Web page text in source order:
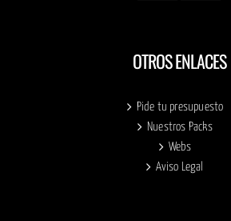
OTROS ENLACES
Pide tu presupuesto
Nuestros Packs
Webs
Aviso Legal